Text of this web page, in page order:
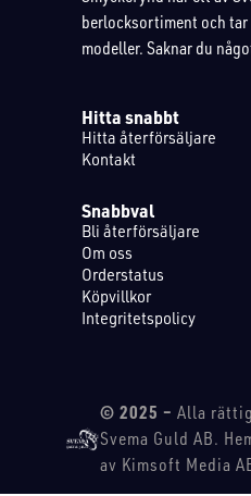
berlocksortiment och
modeller. Saknar du
Hitta snabbt
Hitta återförsäljare
Kontakt
Snabbval
Bli återförsäljare
Om oss
Orderstatus
Köpvillkor
Integritetspolicy
© 2025 – Alla
Svema Guld AB.
av Kimsoft Media